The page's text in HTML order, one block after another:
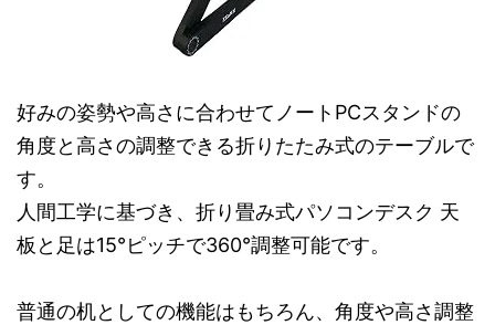
好みの姿勢や高さに合わせてノートPCスタンドの
角度と高さの調整できる折りたたみ式のテーブルで
す。
人間工学に基づき、折り畳み式パソコンデスク 天
板と足は15°ピッチで360°調整可能です。
普通の机としての機能はもちろん、角度や高さ調整